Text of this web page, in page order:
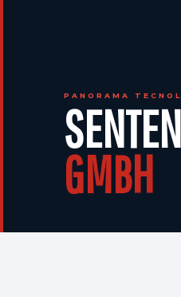
PANORAMA
GMBH